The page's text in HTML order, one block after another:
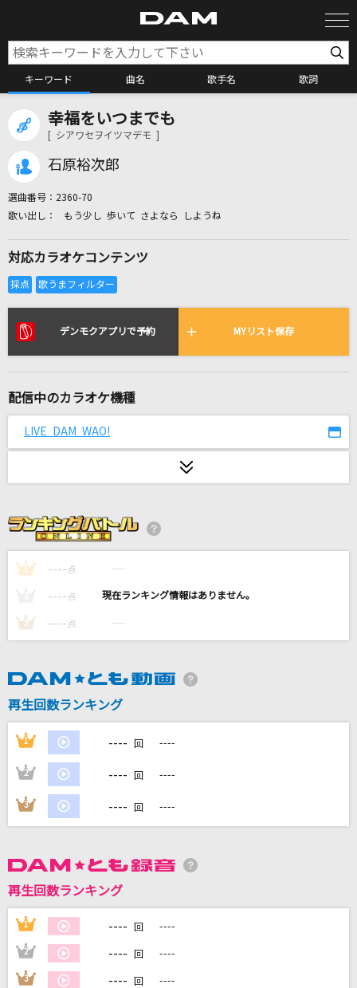
キーワード 曲名 歌手名 歌詞
カラオケ検索
リアルタイムで歌われている曲の一覧
相思相愛(名探偵コナンアニメバージョン)
なんもねえ
走れ正直者
西城秀樹
Mr.Children
Vaundy
とくべチュ、して
＝LOVE
世界が終るまでは…
WANDS
ササノマリイ
カムパネルラ(ビデオクリップバージョン)
米津玄師
幸福をいつまでも
[ シアワセヲイツマデモ ]
石原裕次郎
選曲番号： 2360-70
もう少し 歩いて さよなら しようね
対応カラオケコンテンツ
デンモクアプリで予約 MYリスト保存
配信中のカラオケ機種
LIVE DAM WAO!
1 ---- 点 ----
---- 点 ----
3 ---- 点 ----
再生回数ランキング
1 ---- 回 ----
2 ---- 回 ----
3 ---- 回 ----
再生回数ランキング
1 ---- 回 ----
2 ---- 回 ----
3 ---- 回 ----